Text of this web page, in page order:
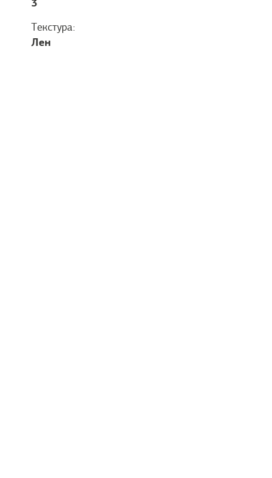
Текстура:
Лен